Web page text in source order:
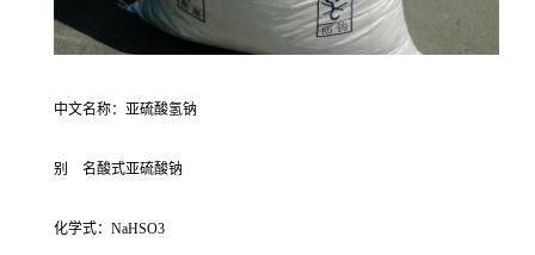
中文名称：亚硫酸氢钠
别 名酸式亚硫酸钠
化学式：NaHSO3